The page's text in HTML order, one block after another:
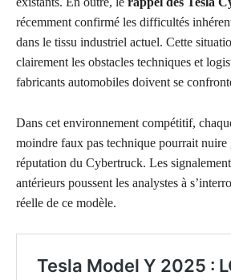
récemment confirmé les difficultés
dans le tissu industriel actuel. Cette
clairement les obstacles techniques et
fabricants automobiles doivent se
Dans cet environnement compétitif,
moindre faux pas technique pourrait nuire
réputation du Cybertruck. Les
antérieurs poussent les analystes à
réelle de ce modèle.